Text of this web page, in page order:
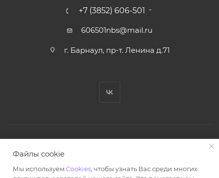
+7 (3852) 606-501
606501nbs@mail.ru
г. Барнаул, пр-т. Ленина д.71
Все права защищены.
Файлы cookie
Мы используем Cookies , чтобы узнать Вас среди многих